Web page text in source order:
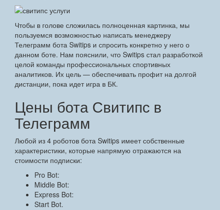
Чтобы в голове сложилась полноценная картинка, мы
пользуемся возможностью написать менеджеру
Телеграмм бота Switips и спросить конкретно у него о
данном боте. Нам пояснили, что Switips стал разработкой
целой команды профессиональных спортивных
аналитиков. Их цель — обеспечивать профит на долгой
дистанции, пока идет игра в БК.
Цены бота Свитипс в
Телеграмм
Любой из 4 роботов бота Switips имеет собственные
характеристики, которые напрямую отражаются на
стоимости подписки:
Pro Bot:
Middle Bot:
Express Bot:
Start Bot.